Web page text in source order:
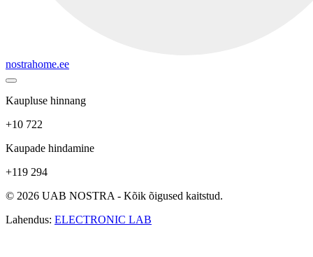
nostrahome.ee
Kaupluse hinnang
+10 722
Kaupade hindamine
+119 294
© 2026 UAB NOSTRA - Kõik õigused kaitstud.
Lahendus: ELECTRONIC LAB